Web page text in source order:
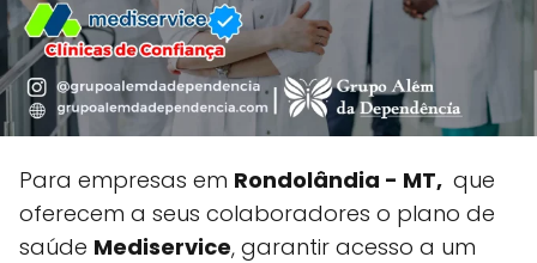
Para empresas em Rondolândia - MT, que
oferecem a seus colaboradores o plano de
saúde Mediservice, garantir acesso a um